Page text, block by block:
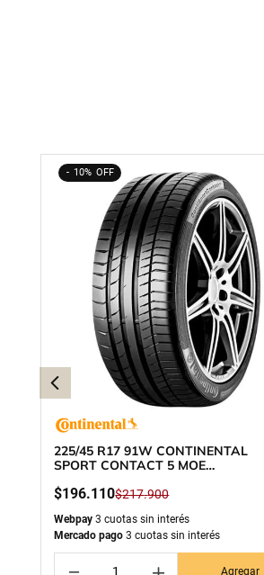
10%
225/45 R17 91W CONTINENTAL
SPORT CONTACT 5 MOE
$196.110$217.900
Webpay 3 cuotas sin interés
Mercado pago 3 cuotas sin interés
Agregar